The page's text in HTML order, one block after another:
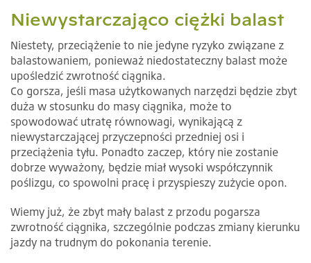
Niewystarczająco ciężki balast
Niestety, przeciążenie to nie jedyne ryzyko związane z
balastowaniem, ponieważ niedostateczny balast może
upośledzić zwrotność ciągnika.
Co gorsza, jeśli masa użytkowanych narzędzi będzie zbyt
duża w stosunku do masy ciągnika, może to
spowodować utratę równowagi, wynikającą z
niewystarczającej przyczepności przedniej osi i
przeciążenia tyłu. Ponadto zaczep, który nie zostanie
dobrze wyważony, będzie miał wysoki współczynnik
poślizgu, co spowolni pracę i przyspieszy zużycie opon.
Wiemy już, że zbyt mały balast z przodu pogarsza
zwrotność ciągnika, szczególnie podczas zmiany kierunku
jazdy na trudnym do pokonania terenie.